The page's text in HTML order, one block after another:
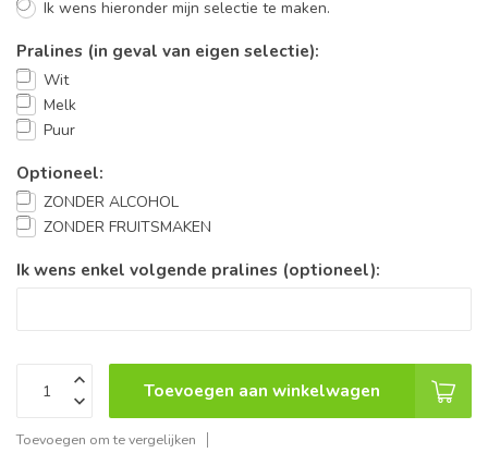
Ik wens hieronder mijn selectie te maken.
Pralines (in geval van eigen selectie):
Wit
Melk
Puur
Optioneel:
ZONDER ALCOHOL
ZONDER FRUITSMAKEN
Ik wens enkel volgende pralines (optioneel):
Toevoegen aan winkelwagen
Toevoegen om te vergelijken